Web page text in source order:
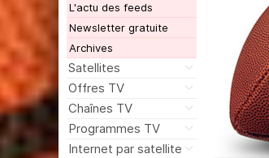
L'actu des feeds
Newsletter gratuite
Archives
Satellites
Offres TV
Chaînes TV
Programmes TV
Internet par satellite